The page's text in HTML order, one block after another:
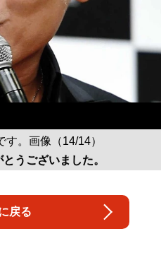
。画像（14/14）
うございました。
戻る